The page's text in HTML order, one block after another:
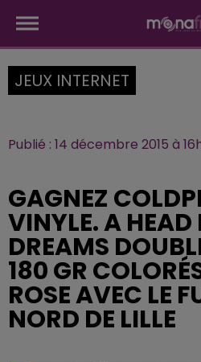
JEUX INTERNET
Publié : 14 décembre 2015 à
GAGNEZ
VINYLE. A HEAD
DREAMS
180 GR
ROSE AVEC LE
NORD DE LILLE